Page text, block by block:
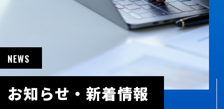
NEWS
お知らせ・新着情報